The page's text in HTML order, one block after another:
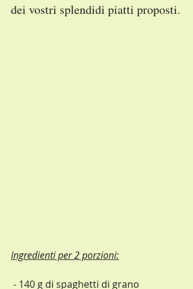
dei vostri splendidi piatti proposti.
Ingredienti per 2 porzioni: